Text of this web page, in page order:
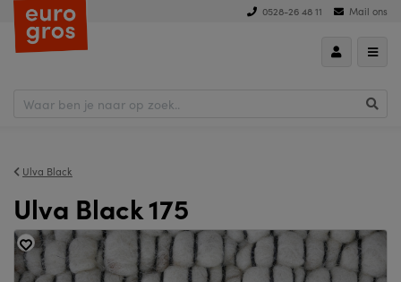
0528-26 48 11 Mail ons
Ulva Black
Ulva Black 175